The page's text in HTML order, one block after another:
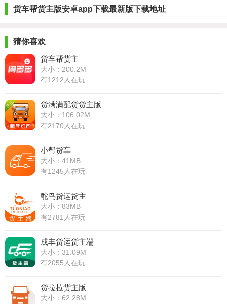
货车帮货主版安卓app下载最新版下载地址
猜你喜欢
货车帮货主
大小：200.2M
有1212人在玩
货满满配货货主版
大小：106.02M
有2170人在玩
小帮货车
大小：41MB
有1245人在玩
鸵鸟货运货主
大小：83MB
有2781人在玩
成丰货运货主端
大小：31.09M
有2055人在玩
货拉拉货主版
大小：62.28M